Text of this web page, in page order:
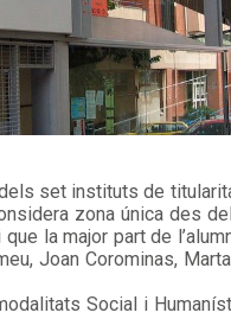
set instituts de
zona única des
la major part de
Joan Corominas,
Social i